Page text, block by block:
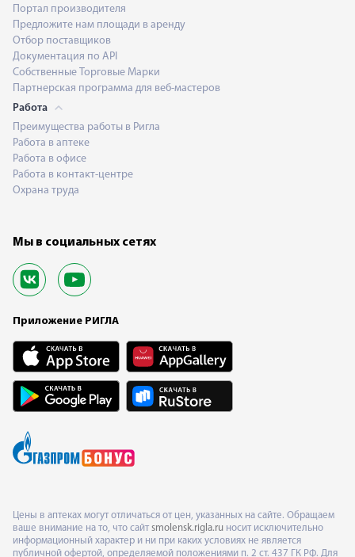
Портал производителя
Предложите нам площади в аренду
Отбор поставщиков
Документация по API
Собственные Торговые Марки
Партнерская программа для веб-мастеров
Работа
Преимущества работы в Ригла
Работа в аптеке
Работа в офисе
Работа в контакт-центре
Охрана труда
Мы в социальных сетях
Приложение РИГЛА
Цены в аптеках могут отличаться от цен, указанных на сайте. Обращаем
ваше внимание на то, что сайт smolensk.rigla.ru носит исключительно
информационный характер и ни при каких условиях не является
публичной офертой, определяемой положениями п. 2 ст. 437 ГК РФ. Для